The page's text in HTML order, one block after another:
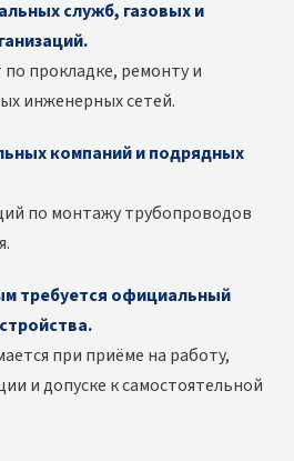
служб, газовых и
прокладке, ремонту и
инженерных сетей.
компаний и подрядных
по монтажу трубопроводов
требуется официальный
при приёме на работу,
и допуске к самостоятельной